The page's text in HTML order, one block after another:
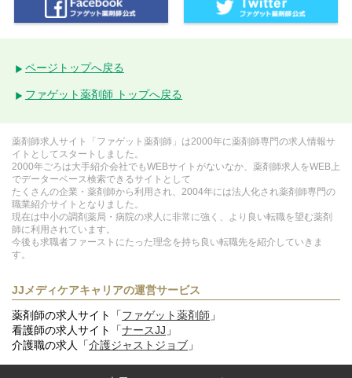
ページトップへ戻る
ファゲット薬剤師 トップへ戻る
薬剤師求人サイト「ファゲット薬剤師」は2000年に薬剤師専門の求人情報サ
イトとしてスタートしました。
2000年ごろは大手紹介会社でもWEBサイトがないなか、薬剤師求人をWEB上
でデーターベース検索できるサイトとして
たくさんの企業・薬剤師から利用され、2004年には法人化され薬剤師専門の
職業紹介サイトとなりました。
現在は中小の調剤薬局・病院の求人に非常に強く、より良い転職を望む薬剤
師に利用されています。
今後も求職者ファーストにたった理念を持ち良い転職先を紹介していきま
す。
JJメディケアキャリアの運営サービス
薬剤師の求人サイト「ファゲット薬剤師 」
看護師の求人サイト「ナースJJ 」
介護職の求人「介護ジャストジョブ 」